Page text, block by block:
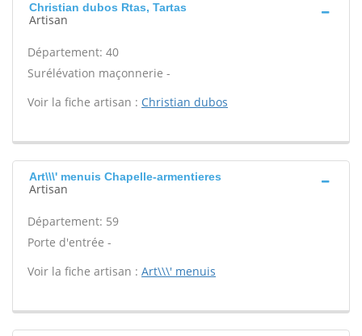
Christian dubos Rtas, Tartas
Artisan
Département: 40
Surélévation maçonnerie -
Voir la fiche artisan : Christian dubos
Art\\\' menuis Chapelle-armentieres
Artisan
Département: 59
Porte d'entrée -
Voir la fiche artisan : Art\\\' menuis